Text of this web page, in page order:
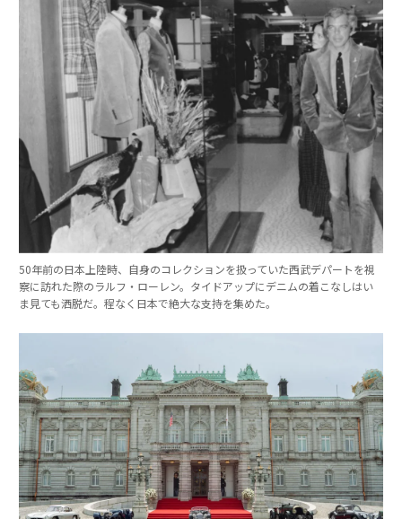
50年前の日本上陸時、自身のコレクションを扱っていた西武デパートを視
察に訪れた際のラルフ・ローレン。タイドアップにデニムの着こなしはい
ま見ても洒脱だ。程なく日本で絶大な支持を集めた。